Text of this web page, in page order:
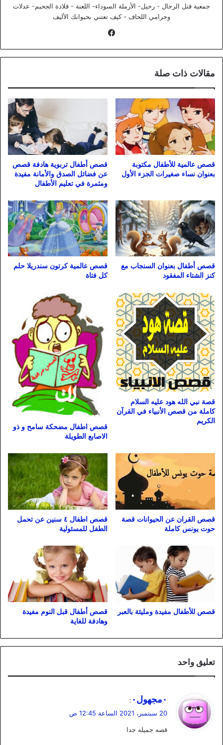
جمعية قتل الرجال - رحيل- الأرملة السوداء- اللعنة - قلادة الجحيم- عدلات
وحرامي اللحاف - كيف تعتني بحيوانك الأليف
مقالات ذات صلة
قصص عالمية للأطفال مكتوبة
بعنوان نساء صغيرات الجزء الأول
قصص أطفال تربوية هادفة قصص
عن فضائل الصدق والأمانة مفيدة
ومثمرة في تعليم الأطفال
قصص أطفال بعنوان السنجاب مع
كنز الشتاء المفقود
قصص عالمية كرتون سندريلا حلم
كل فتاة
قصة نبي الله هود عليه السلام
كاملة من قصص الأنبياء في القرآن
الكريم
قصص اطفال مضحكة سامح و ذو
الاصابع الطويلة
قصص القران عن الحيوانات قصة
حوت يونس كاملة
قصص اطفال ٤ سنين عن تحمل
الطفل للمسئولية
قصص للأطفال مفيدة ومليئة بالعبر
قصص أطفال قبل النوم مفيدة
وهادفة للغاية
تعليق واحد
ل
٠مجهول٠
:
20 سبتمبر، 2021 الساعة 12:45 ص
قصه جميله جدا